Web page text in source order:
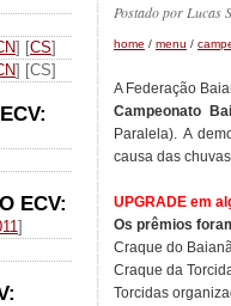
] [CS]
] [CS]
ECV:
]
Postado porLucas
home / menu /
A Federação
Campeonato
Paralela). A
causa das
UPGRADE em
Os prêmios
Craque do
Craque da
Torcidas